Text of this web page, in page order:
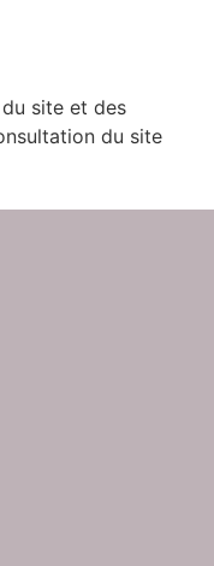
site et des
du site